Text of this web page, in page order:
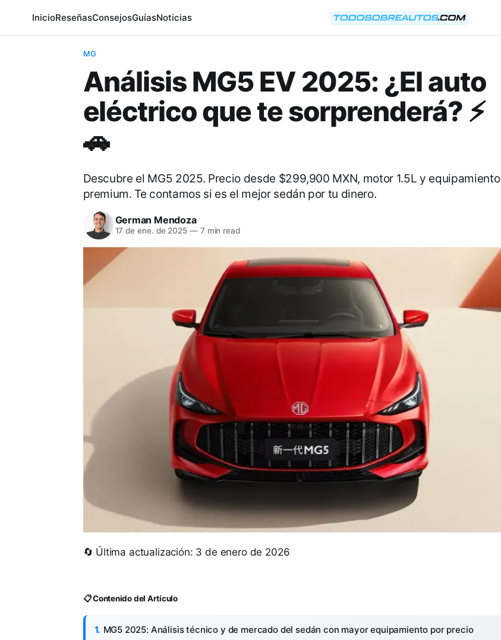
InicioReseñasConsejosGuíasNoticias
MG
Análisis MG5 EV 2025: ¿El auto
eléctrico que te sorprenderá? ⚡
🚗
Descubre el MG5 2025. Precio desde $299,900 MXN, motor 1.5L y equipamiento
premium. Te contamos si es el mejor sedán por tu dinero.
German Mendoza
17 de ene. de 2025 —7 min read
🔄 Última actualización: 3 de enero de 2026
📋 Contenido del Artículo
MG5 2025: Análisis técnico y de mercado del sedán con mayor equipamiento por precio